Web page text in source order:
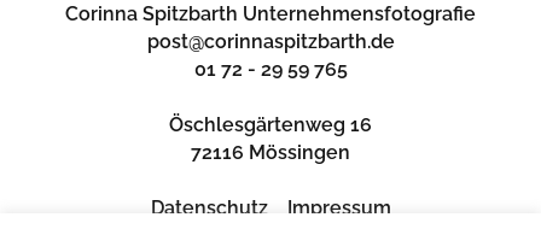
Corinna Spitzbarth Unternehmensfotografie
post@corinnaspitzbarth.de
01 72 - 29 59 765
Öschlesgärtenweg 16
72116 Mössingen
Datenschutz Impressum